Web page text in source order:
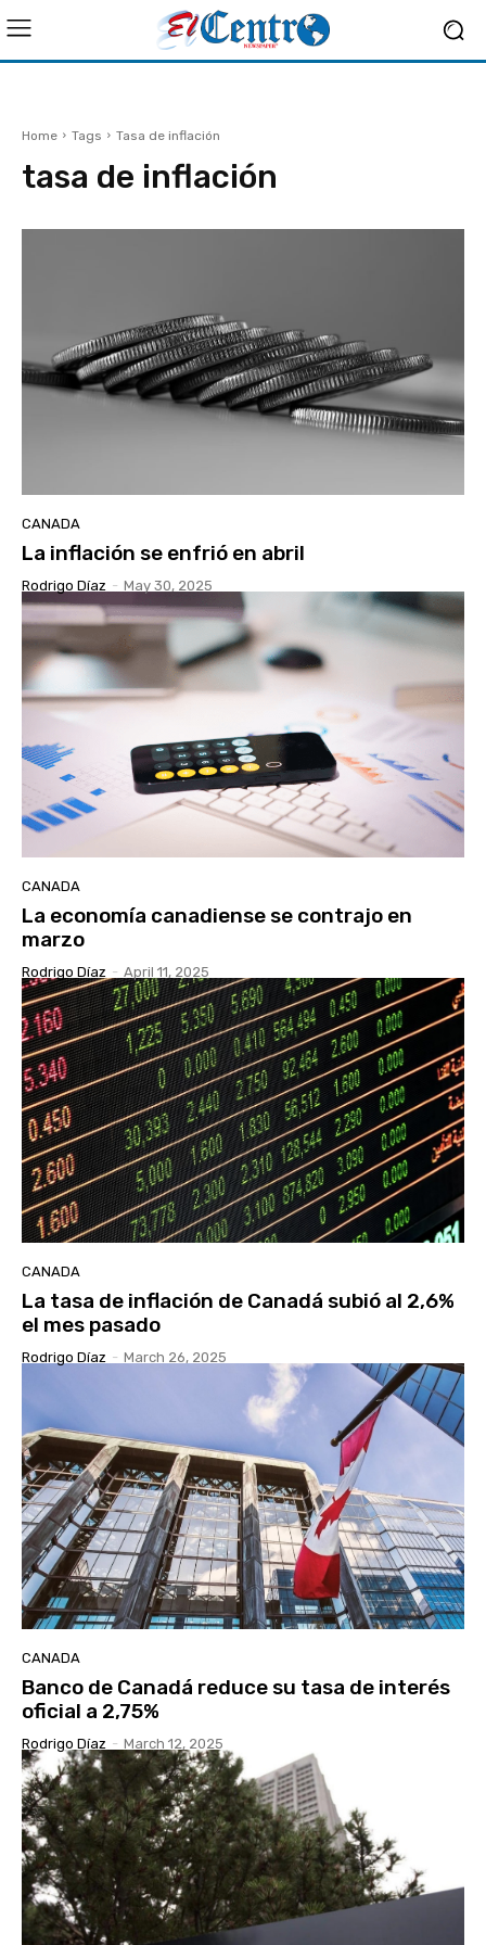
Home Tags Tasa de inflación
tasa de inflación
CANADA
La inflación se enfrió en abril
Rodrigo Díaz - May 30, 2025
CANADA
La economía canadiense se contrajo en
marzo
Rodrigo Díaz - April 11, 2025
CANADA
La tasa de inflación de Canadá subió al 2,6%
el mes pasado
Rodrigo Díaz - March 26, 2025
CANADA
Banco de Canadá reduce su tasa de interés
oficial a 2,75%
Rodrigo Díaz - March 12, 2025